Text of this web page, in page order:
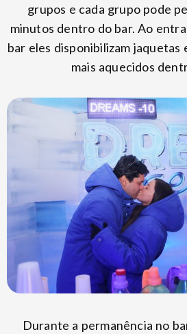
grupos e cada grupo pode
minutos dentro do bar. Ao
bar eles disponibilizam jaquetas
mais aquecidos
Durante a permanência no